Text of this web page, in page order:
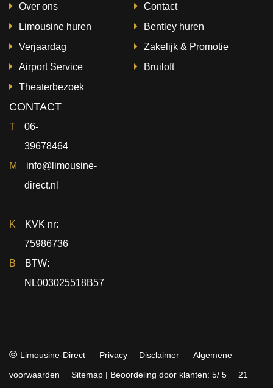
info@limousine-direct.nl
Over ons
Contact
Limousine huren
Bentley huren
Verjaardag
Zakelijk & Promotie
Airport Service
Bruiloft
Theaterbezoek
CONTACT
T
06-
39678464
M
info@limousine-
direct.nl
K
KVK nr:
75986736
B
BTW:
NL003025518B57
© Limousine-Direct Privacy Disclaimer
Algemene
voorwaarden
Sitemap | Beoordeling door klanten: 5/ 5 21